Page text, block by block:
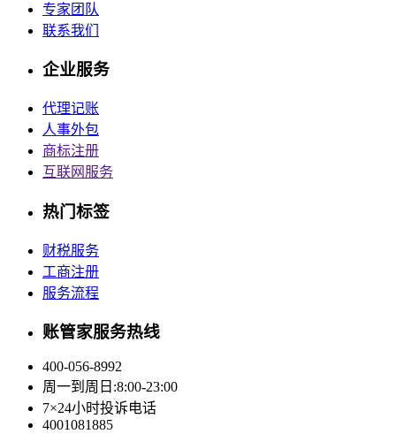
专家团队
联系我们
企业服务
代理记账
人事外包
商标注册
互联网服务
热门标签
财税服务
工商注册
服务流程
账管家服务热线
400-056-8992
周一到周日:8:00-23:00
7×24小时投诉电话
4001081885